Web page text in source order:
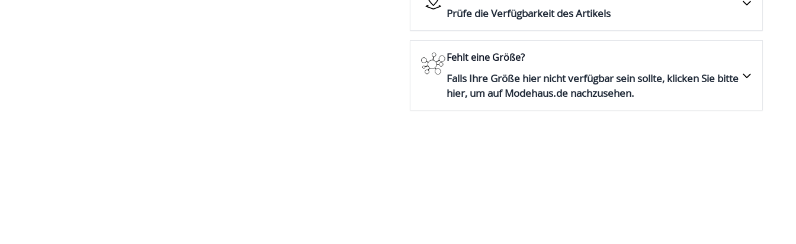
Prüfe die Verfügbarkeit des Artikels
Fehlt eine Größe?
Falls Ihre Größe hier nicht verfügbar sein sollte, klicken Sie bitte
hier, um auf Modehaus.de nachzusehen.